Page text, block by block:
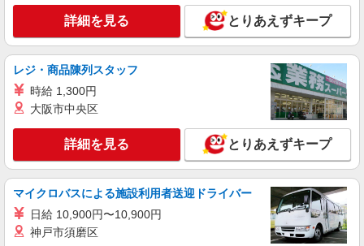
東京都渋谷区
キープ 詳細を見る
派遣社員
（株）ウィルオブ・ワークCW 新宿支店/ms130101
時給1600円 ◆前払い・日払い・週払いOK
東京都渋谷区
キープ 詳細を見る
派遣社員
詳細を見る とりあえずキープ
レジ・商品陳列スタッフ
時給 1,300円
大阪市中央区
詳細を見る とりあえずキープ
マイクロバスによる施設利用者送迎ドライバー
日給 10,900円〜10,900円
神戸市須磨区